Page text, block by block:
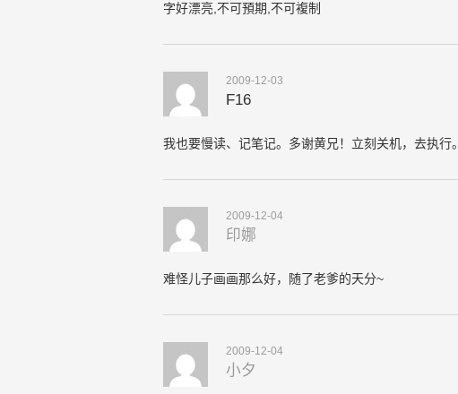
字好漂亮,不可預期,不可複制
2009-12-03
F16
我也要慢读、记笔记。多谢黄兄！立刻关机，去执行。
2009-12-04
印娜
难怪儿子画画那么好，随了老爹的天分~
2009-12-04
小夕